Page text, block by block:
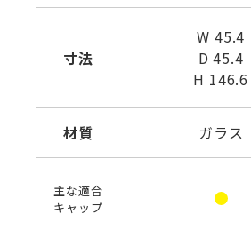
寸法
材質
主な適合
キャップ
W 45.4
D 45.4
H 146.6
ガラス